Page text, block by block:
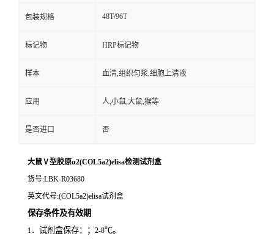
包装规格 48T/96T
标记物 HRP标记物
样本 血清,组织匀浆,细胞上清液
应用 人,小鼠,大鼠,猴等
是否进口 否
大鼠Ⅴ型胶原α2(COL5a2)elisa检测试剂盒
货号:LBK-R03680
英文代号:(COL5a2)elisa试剂盒
保存条件及有效期
1．试剂盒保存：； 2-8℃。